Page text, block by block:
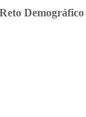
Demográfico